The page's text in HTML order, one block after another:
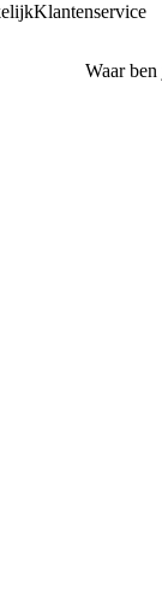
Klantenservice